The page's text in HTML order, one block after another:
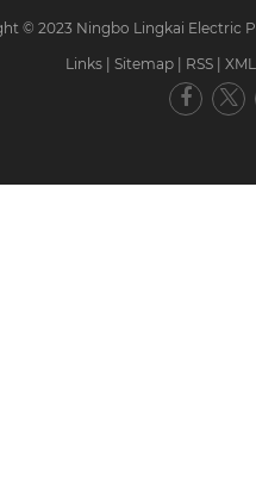
© 2023 Ningbo Lingkai Electric
Links | Sitemap | RSS | XML